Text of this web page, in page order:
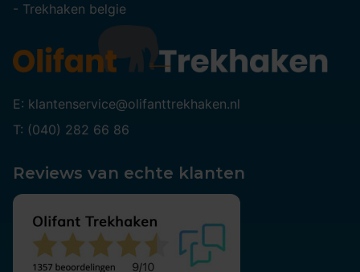
- Trekhaken belgie
E: klantenservice@olifanttrekhaken.nl
T: (040) 282 66 86
Reviews van echte klanten